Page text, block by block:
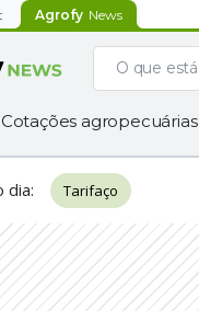
Agrofy News
Cotações agropecuárias
dia: Tarifaço